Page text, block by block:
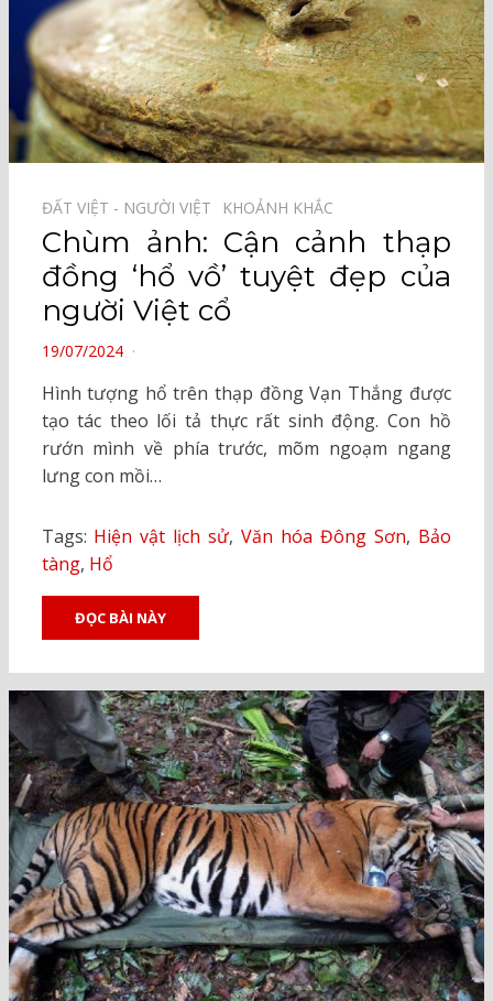
ĐẤT VIỆT - NGƯỜI VIỆT⠀ KHOẢNH KHẮC⠀
Chùm ảnh: Cận cảnh thạp
đồng ‘hổ vồ’ tuyệt đẹp của
người Việt cổ
POSTED
19/07/2024
Hình tượng hổ trên thạp đồng Vạn Thắng được
tạo tác theo lối tả thực rất sinh động. Con hồ
rướn mình về phía trước, mõm ngoạm ngang
lưng con mồi…
Tags: Hiện vật lịch sử, Văn hóa Đông Sơn, Bảo
tàng, Hổ
ĐỌC BÀI NÀY